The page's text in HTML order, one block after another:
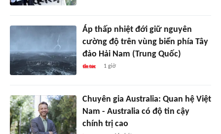
Áp thấp nhiệt đới giữ nguyên
cường độ trên vùng biển phía Tây
đảo Hải Nam (Trung Quốc)
1 giờ
Chuyên gia Australia: Quan hệ Việt
Nam - Australia có độ tin cậy
chính trị cao